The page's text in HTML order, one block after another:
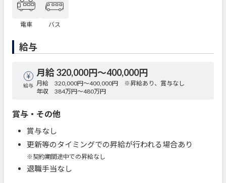
電車 バス
給与
給与
月給 320,000円〜400,000円
月給 320,000円～400,000円 ※昇給あり、賞与なし
年収 384万円～480万円
賞与・その他
賞与なし
更新等のタイミングでの昇給が行われる場合あり
※契約期間途中での昇給なし
退職手当なし